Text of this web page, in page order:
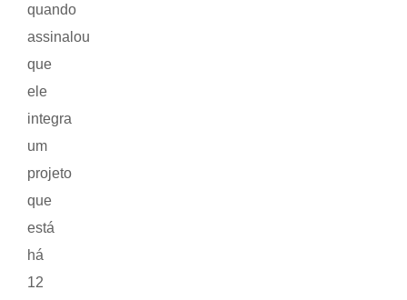
quando
assinalou
que
ele
integra
um
projeto
que
está
há
12